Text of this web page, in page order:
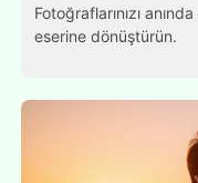
Fotoğraflarınızı
eserine dönüştürün.